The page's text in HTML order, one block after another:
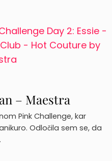
– Maestra
Pink Challenge, kar
Odločila sem se, da